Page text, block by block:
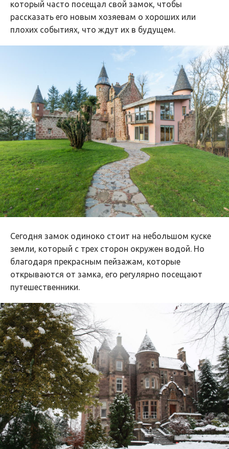
который часто посещал свой замок, чтобы
рассказать его новым хозяевам о хороших или
плохих событиях, что ждут их в будущем.
Сегодня замок одиноко стоит на небольшом куске
земли, который с трех сторон окружен водой. Но
благодаря прекрасным пейзажам, которые
открываются от замка, его регулярно посещают
путешественники.